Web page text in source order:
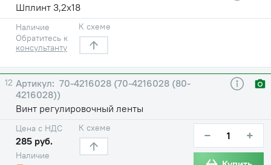
Шплинт 3,2х18
Наличие
Обратитесь к
консультанту
К схеме
12
70-4216028 (70-4216028 (80-
4216028))
Винт регулировочный ленты
Наличие
Цена с НДС
285 руб.
К схеме − +